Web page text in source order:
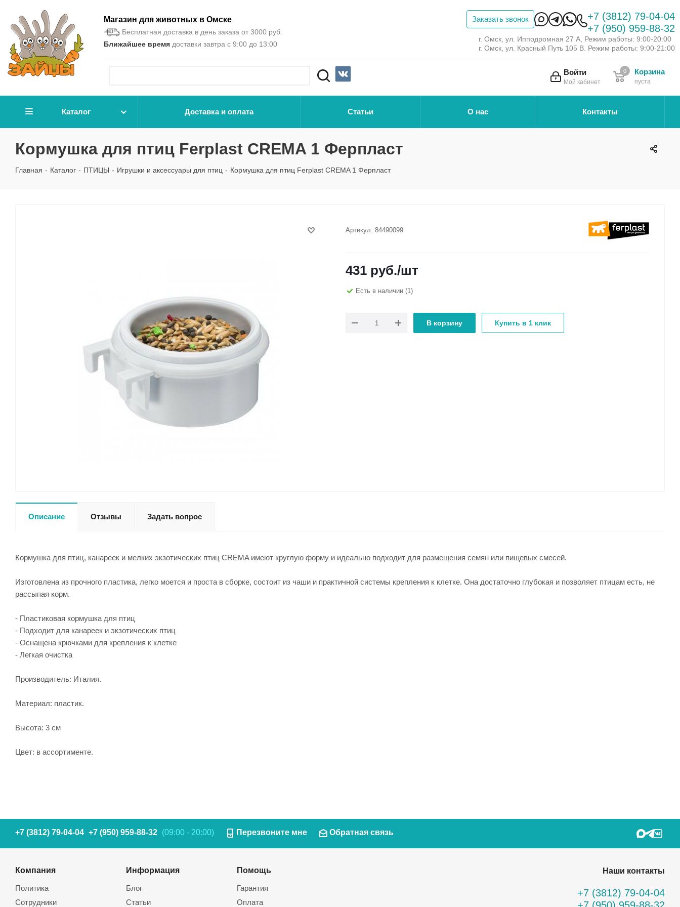
Магазин для животных в Омске
Бесплатная доставка в день заказа от 3000 руб.
Ближайшее время доставки завтра с 9:00 до 13:00
Заказать звонок
+7 (3812) 79-04-04
+7 (950) 959-88-32
г. Омск, ул. Ипподромная 27 А, Режим работы: 9:00-20:00
г. Омск, ул. Красный Путь 105 В. Режим работы: 9:00-21:00
Войти
Мой кабинет
Корзина
пуста
0
Каталог Доставка и оплата Статьи О нас Контакты
Кормушка для птиц Ferplast CREMA 1 Ферпласт
Главная - Каталог - ПТИЦЫ - Игрушки и аксессуары для птиц - Кормушка для птиц Ferplast CREMA 1 Ферпласт
Артикул: 84490099
431 руб./шт
Есть в наличии (1)
В корзину Купить в 1 клик
Описание Отзывы Задать вопрос
Кормушка для птиц, канареек и мелких экзотических птиц CREMA имеют круглую форму и идеально подходит для размещения семян или пищевых смесей.
Изготовлена из прочного пластика, легко моется и проста в сборке, состоит из чаши и практичной системы крепления к клетке. Она достаточно глубокая и позволяет птицам есть, не
рассыпая корм.
- Пластиковая кормушка для птиц
- Подходит для канареек и экзотических птиц
- Оснащена крючками для крепления к клетке
- Легкая очистка
Производитель: Италия.
Материал: пластик.
Высота: 3 см
Цвет: в ассортименте.
+7 (3812) 79-04-04 +7 (950) 959-88-32 (09:00 - 20:00) Перезвоните мне Обратная связь
Компания
Политика
Сотрудники
Информация
Блог
Статьи
Помощь
Гарантия
Оплата
Наши контакты
+7 (3812) 79-04-04